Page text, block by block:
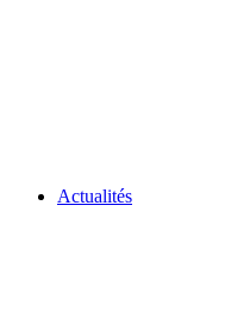
Actualités